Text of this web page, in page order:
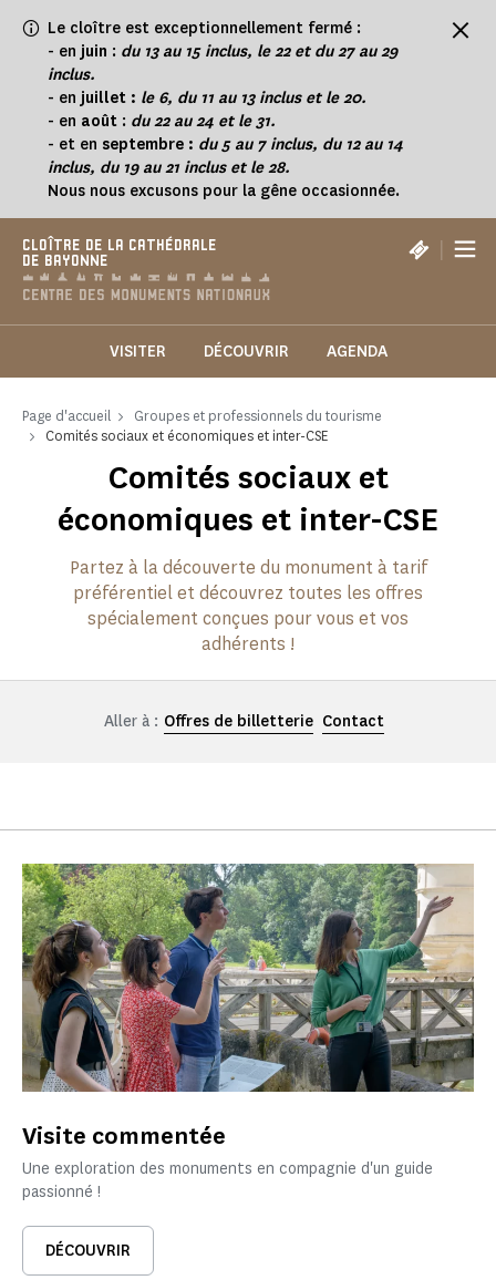
Le cloître est exceptionnellement fermé :
- en juin : du 13 au 15 inclus, le 22 et du 27 au 29
inclus.
- en juillet : le 6, du 11 au 13 inclus et le 20.
- en août : du 22 au 24 et le 31.
- et en septembre : du 5 au 7 inclus, du 12 au 14
inclus, du 19 au 21 inclus et le 28.
Nous nous excusons pour la gêne occasionnée.
CLOÎTRE DE LA CATHÉDRALE
DE BAYONNE
|
VISITER DÉCOUVRIR AGENDA
Page d'accueil
Groupes et professionnels du tourisme
Comités sociaux et économiques et inter-CSE
Comités sociaux et
économiques et inter-CSE
Partez à la découverte du monument à tarif
préférentiel et découvrez toutes les offres
spécialement conçues pour vous et vos
adhérents !
Aller à : Offres de billetterie Contact
Visite commentée
Une exploration des monuments en compagnie d'un guide
passionné !
DÉCOUVRIR